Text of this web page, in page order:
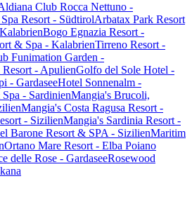
Club Rocca Nettuno -
Resort - SüdtirolArbatax Park Resort
Bogo Egnazia Resort -
& Spa - KalabrienTirreno Resort -
Funimation Garden -
- ApulienGolfo del Sole Hotel -
- GardaseeHotel Sonnenalm -
- SardinienMangia's Brucoli,
Mangia's Costa Ragusa Resort -
- SizilienMangia's Sardinia Resort -
Barone Resort & SPA - SizilienMaritim
Ortano Mare Resort - Elba Poiano
delle Rose - GardaseeRosewood